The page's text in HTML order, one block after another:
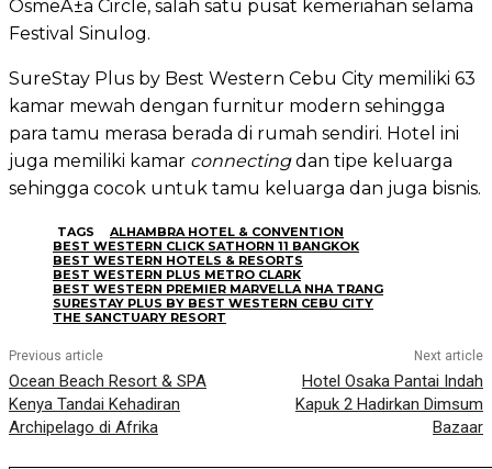
OsmeÃ±a Circle, salah satu pusat kemeriahan selama
Festival Sinulog.
SureStay Plus by Best Western Cebu City memiliki 63
kamar mewah dengan furnitur modern sehingga
para tamu merasa berada di rumah sendiri. Hotel ini
juga memiliki kamar connectingdan tipe keluarga
sehingga cocok untuk tamu keluarga dan juga bisnis.
TAGS
ALHAMBRA HOTEL & CONVENTION
BEST WESTERN CLICK SATHORN 11 BANGKOK
BEST WESTERN HOTELS & RESORTS
BEST WESTERN PLUS METRO CLARK
BEST WESTERN PREMIER MARVELLA NHA TRANG
SURESTAY PLUS BY BEST WESTERN CEBU CITY
THE SANCTUARY RESORT
Previous article
Ocean Beach Resort & SPA
Kenya Tandai Kehadiran
Archipelago di Afrika
Next article
Hotel Osaka Pantai Indah
Kapuk 2 Hadirkan Dimsum
Bazaar